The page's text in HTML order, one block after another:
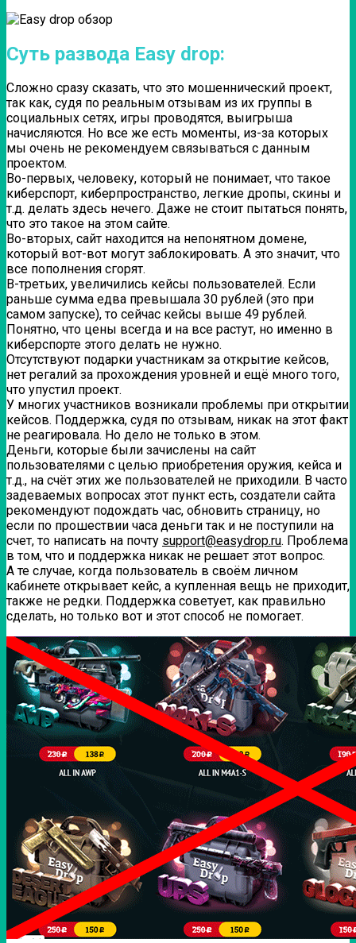
Суть развода Easy drop:
Сложно сразу сказать, что это мошеннический проект,
так как, судя по реальным отзывам из их группы в
социальных сетях, игры проводятся, выигрыша
начисляются. Но все же есть моменты, из-за которых
мы очень не рекомендуем связываться с данным
проектом.
Во-первых, человеку, который не понимает, что такое
киберспорт, киберпространство, легкие дропы, скины и
т.д. делать здесь нечего. Даже не стоит пытаться понять,
что это такое на этом сайте.
Во-вторых, сайт находится на непонятном домене,
который вот-вот могут заблокировать. А это значит, что
все пополнения сгорят.
В-третьих, увеличились кейсы пользователей. Если
раньше сумма едва превышала 30 рублей (это при
самом запуске), то сейчас кейсы выше 49 рублей.
Понятно, что цены всегда и на все растут, но именно в
киберспорте этого делать не нужно.
Отсутствуют подарки участникам за открытие кейсов,
нет регалий за прохождения уровней и ещё много того,
что упустил проект.
У многих участников возникали проблемы при открытии
кейсов. Поддержка, судя по отзывам, никак на этот факт
не реагировала. Но дело не только в этом.
Деньги, которые были зачислены на сайт
пользователями с целью приобретения оружия, кейса и
т.д., на счёт этих же пользователей не приходили. В часто
задеваемых вопросах этот пункт есть, создатели сайта
рекомендуют подождать час, обновить страницу, но
если по прошествии часа деньги так и не поступили на
счет, то написать на почту support@easydrop.ru. Проблема
в том, что и поддержка никак не решает этот вопрос.
А те случае, когда пользователь в своём личном
кабинете открывает кейс, а купленная вещь не приходит,
также не редки. Поддержка советует, как правильно
сделать, но только вот и этот способ не помогает.